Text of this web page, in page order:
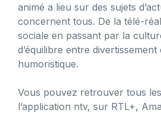
animé a lieu sur des sujets
concernent tous. De la télé-
sociale en passant par la
d’équilibre entre
humoristique.
Vous pouvez retrouver tous
l’application ntv, sur RTL+,